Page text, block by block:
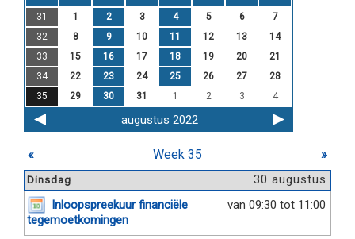
31
1 2 3 4 5 6
7
32
8 9 10 11 12 13
14
33
15 16 17 18 19 20
21
34
22 23 24 25 26 27
28
35
29 30 31 1 2 3 4
augustus 2022
« Week 35 »
30 augustus
Dinsdag
van 09:30 tot 11:00
Inloopspreekuur financiële
tegemoetkomingen